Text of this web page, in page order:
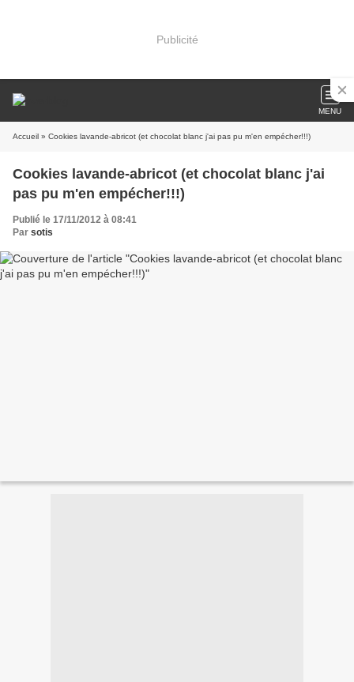
Publicité
MENU
Accueil » Cookies lavande-abricot (et chocolat blanc j'ai pas pu m'en empécher!!!)
Cookies lavande-abricot (et chocolat blanc j'ai
pas pu m'en empécher!!!)
Publié le 17/11/2012 à 08:41
Par sotis